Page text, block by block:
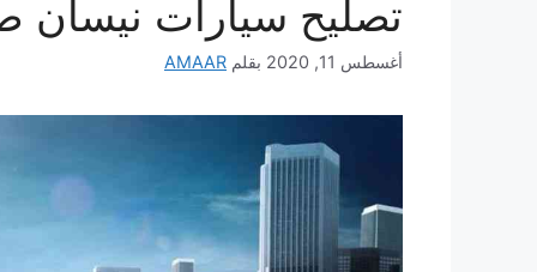
تصليح سيارات نيسان
أغسطس 11, 2020 بقلم AMAAR